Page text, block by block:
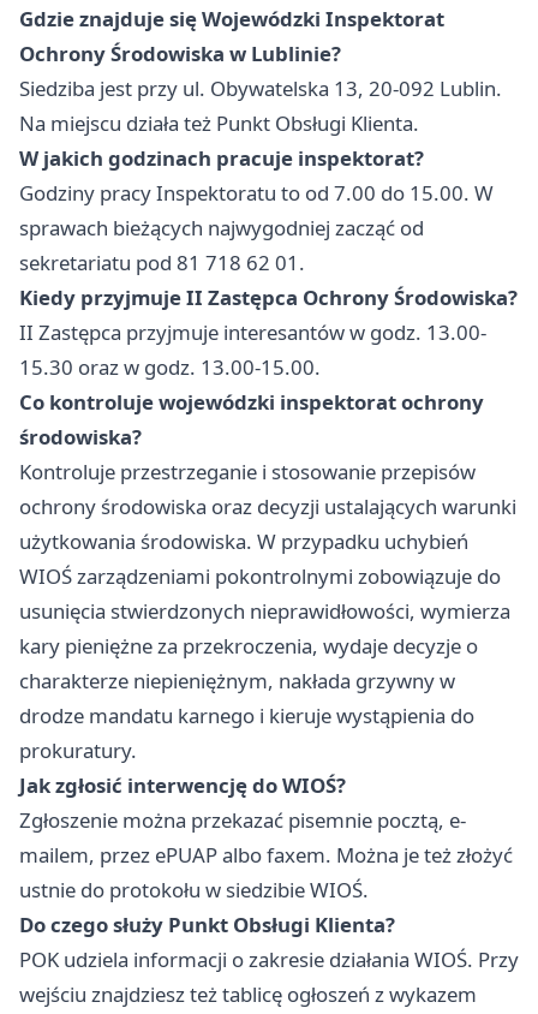
Gdzie znajduje się Wojewódzki Inspektorat
Ochrony Środowiska w Lublinie?
Siedziba jest przy ul. Obywatelska 13, 20-092 Lublin.
Na miejscu działa też Punkt Obsługi Klienta.
W jakich godzinach pracuje inspektorat?
Godziny pracy Inspektoratu to od 7.00 do 15.00. W
sprawach bieżących najwygodniej zacząć od
sekretariatu pod 81 718 62 01.
Kiedy przyjmuje II Zastępca Ochrony Środowiska?
II Zastępca przyjmuje interesantów w godz. 13.00-
15.30 oraz w godz. 13.00-15.00.
Co kontroluje wojewódzki inspektorat ochrony
środowiska?
Kontroluje przestrzeganie i stosowanie przepisów
ochrony środowiska oraz decyzji ustalających warunki
użytkowania środowiska. W przypadku uchybień
WIOŚ zarządzeniami pokontrolnymi zobowiązuje do
usunięcia stwierdzonych nieprawidłowości, wymierza
kary pieniężne za przekroczenia, wydaje decyzje o
charakterze niepieniężnym, nakłada grzywny w
drodze mandatu karnego i kieruje wystąpienia do
prokuratury.
Jak zgłosić interwencję do WIOŚ?
Zgłoszenie można przekazać pisemnie pocztą, e-
mailem, przez ePUAP albo faxem. Można je też złożyć
ustnie do protokołu w siedzibie WIOŚ.
Do czego służy Punkt Obsługi Klienta?
POK udziela informacji o zakresie działania WIOŚ. Przy
wejściu znajdziesz też tablicę ogłoszeń z wykazem